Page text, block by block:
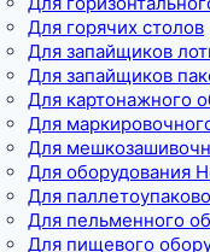
Для горячих столов
Для запайщиков
Для запайщиков
Для картонажного
Для
Для
Для оборудования
Для
Для пельменного
Для пищевого